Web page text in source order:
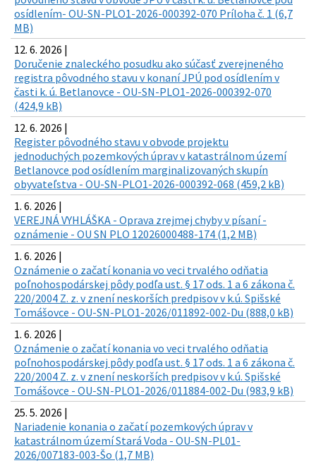
osídlením- OU-SN-PLO1-2026-000392-070 Príloha č. 1 (6,7
MB)
12. 6. 2026 |
Doručenie znaleckého posudku ako súčasť zverejneného
registra pôvodného stavu v konaní JPÚ pod osídlením v
časti k. ú. Betlanovce - OU-SN-PLO1-2026-000392-070
(424,9 kB)
12. 6. 2026 |
Register pôvodného stavu v obvode projektu
jednoduchých pozemkových úprav v katastrálnom území
Betlanovce pod osídlením marginalizovaných skupín
obyvateľstva - OU-SN-PLO1-2026-000392-068 (459,2 kB)
1. 6. 2026 |
VEREJNÁ VYHLÁŠKA - Oprava zrejmej chyby v písaní -
oznámenie - OU SN PLO 12026000488-174 (1,2 MB)
1. 6. 2026 |
Oznámenie o začatí konania vo veci trvalého odňatia
poľnohospodárskej pôdy podľa ust. § 17 ods. 1 a 6 zákona č.
220/2004 Z. z. v znení neskorších predpisov v k.ú. Spišské
Tomášovce - OU-SN-PLO1-2026/011892-002-Du (888,0 kB)
1. 6. 2026 |
Oznámenie o začatí konania vo veci trvalého odňatia
poľnohospodárskej pôdy podľa ust. § 17 ods. 1 a 6 zákona č.
220/2004 Z. z. v znení neskorších predpisov v k.ú. Spišské
Tomášovce - OU-SN-PLO1-2026/011884-002-Du (983,9 kB)
25. 5. 2026 |
Nariadenie konania o začatí pozemkových úprav v
katastrálnom území Stará Voda - OU-SN-PL01-
2026/007183-003-Šo (1,7 MB)